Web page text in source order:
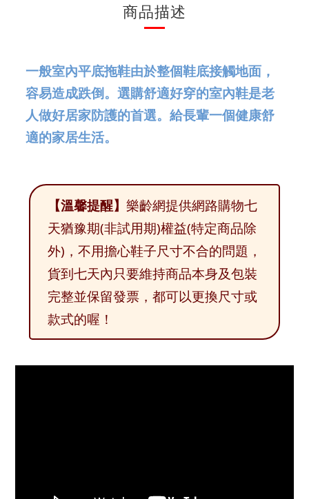
商品描述
一般室內平底拖鞋由於整個鞋底接觸地面，
容易造成跌倒。選購舒適好穿的室內鞋是老
人做好居家防護的首選。給長輩一個健康舒
適的家居生活。
【溫馨提醒】 樂齡網提供網路購物七
天猶豫期(非試用期)權益(特定商品除
外)，不用擔心鞋子尺寸不合的問題，
貨到七天內只要維持商品本身及包裝
完整並保留發票，都可以更換尺寸或
款式的喔！